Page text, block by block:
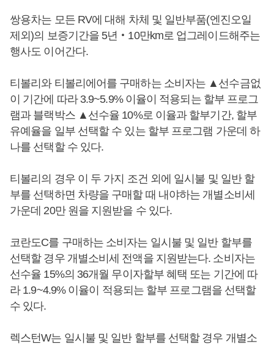
쌍용차는 모든 RV에 대해 차체 및 일반부품(엔진오일
제외)의 보증기간을 5년‧10만km로 업그레이드해주는
행사도 이어간다.
티볼리와 티볼리에어를 구매하는 소비자는 ▲선수금없
이 기간에 따라 3.9~5.9% 이율이 적용되는 할부 프로그
램과 블랙박스 ▲선수율 10%로 이율과 할부기간, 할부
유예율을 일부 선택할 수 있는 할부 프로그램 가운데 하
나를 선택할 수 있다.
티볼리의 경우 이 두 가지 조건 외에 일시불 및 일반 할
부를 선택하면 차량을 구매할 때 내야하는 개별소비세
가운데 20만 원을 지원받을 수 있다.
코란도C를 구매하는 소비자는 일시불 및 일반 할부를
선택할 경우 개별소비세 전액을 지원받는다. 소비자는
선수율 15%의 36개월 무이자할부 혜택 또는 기간에 따
라 1.9~4.9% 이율이 적용되는 할부 프로그램을 선택할
수 있다.
렉스턴W는 일시불 및 일반 할부를 선택할 경우 개별소